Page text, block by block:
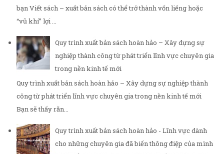
bạn Viết sách – xuất bản sách có thể trở thành vốn liếng hoặc
“vũ khí” lợi ...
Quy trình xuất bản sách hoàn hảo – Xây dựng sự
nghiệp thành công từ phát triển lĩnh vực chuyên gia
trong nền kinh tế mới
Quy trình xuất bản sách hoàn hảo – Xây dựng sự nghiệp thành
công từ phát triển lĩnh vực chuyên gia trong nền kinh tế mới
Bạn sẽ thấy rằn...
Quy trình xuất bản sách hoàn hảo - Lĩnh vực dành
cho những chuyên gia đã biến thông điệp của mình